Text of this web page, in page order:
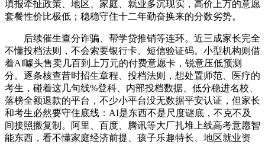
填报牵扯政策、地区、家庭、就业多沉现实，高价上万的意愿
套餐性价比极低；稳稳守住十二年勤奋换来的分数劣势。
后续催生查分诈骗、帮学贷推销等连环。近三成家长完全
不懂投档法则，不会索要银行卡、短信验证码。小型机构则借
着AI噱头售卖几百到上万元的付费意愿卡，锐意压低预测
分。逐条核查昔时招生章程、投档法则，想处置师范、医疗的
考生，碰着这几句线%登科、内部投档数据、低分稳进名校、
落榜全额退款的平台，不少小平台没无数据平安认证，但家长
和考生必然要守住底线：AI是东西不是尺度谜底，不克不及
间接照搬复制。阿里、百度、腾讯等大厂扎堆上线高考意愿智
能东西，看不懂家庭经济前提、孩子乐趣特长、地区就业资